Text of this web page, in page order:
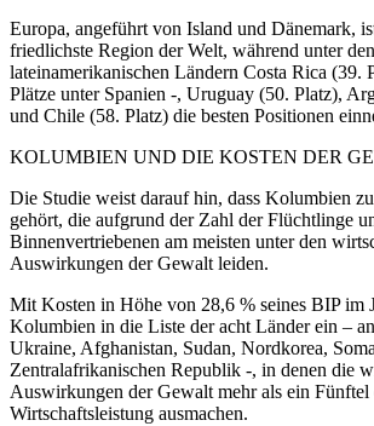
Europa, angeführt von Island und Dänemark,
friedlichste Region der Welt, während unter den
lateinamerikanischen Ländern Costa Rica (39.
Plätze unter Spanien -, Uruguay (50. Platz),
und Chile (58. Platz) die besten Positionen
KOLUMBIEN UND DIE KOSTEN DER
Die Studie weist darauf hin, dass Kolumbien
gehört, die aufgrund der Zahl der Flüchtlinge
Binnenvertriebenen am meisten unter den
Auswirkungen der Gewalt leiden.
Mit Kosten in Höhe von 28,6 % seines BIP im
Kolumbien in die Liste der acht Länder ein –
Ukraine, Afghanistan, Sudan, Nordkorea,
Zentralafrikanischen Republik -, in denen die
Auswirkungen der Gewalt mehr als ein Fünftel
Wirtschaftsleistung ausmachen.